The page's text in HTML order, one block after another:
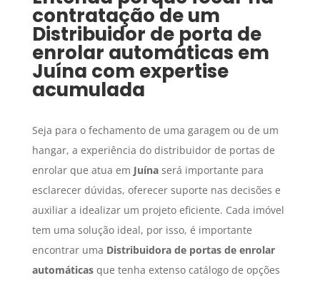
contratação de um
Distribuidor de porta de
enrolar automáticas em
Juína com expertise
acumulada
Seja para o fechamento de uma garagem ou de um
hangar, a experiência do distribuidor de portas de
enrolar que atua em Juínaserá importante para
esclarecer dúvidas, oferecer suporte nas decisões e
auxiliar a idealizar um projeto eficiente. Cada imóvel
tem uma solução ideal, por isso, é importante
encontrar uma Distribuidora de portas de enrolar
automáticasque tenha extenso catálogo de opções